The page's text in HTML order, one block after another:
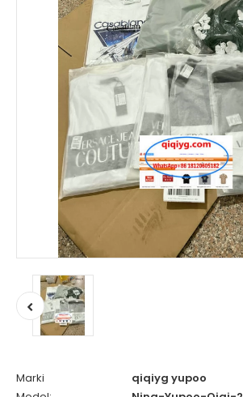
Marki
qiqiyg yupoo